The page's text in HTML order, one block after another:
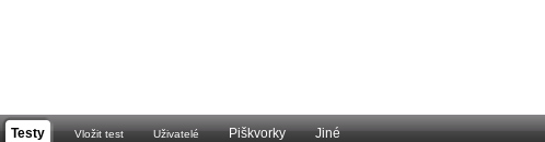
Testy Vložit test Uživatelé Piškvorky
Jiné